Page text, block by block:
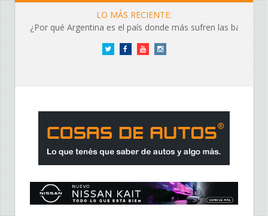
LO MÁS RECIENTE:
¿Por qué Argentina es el país donde más sufren las baterías?
Twitter FacebookYouTubeInstagram